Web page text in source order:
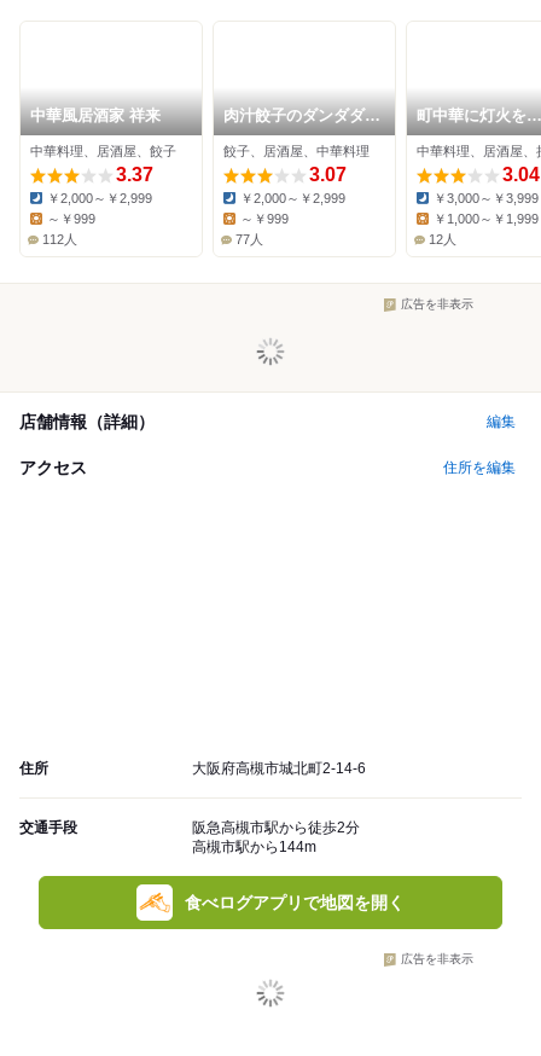
中華風居酒家 祥来
中華料理、居酒屋、餃子
3.37
Dinner:
￥2,000～￥2,999
～￥999
112人
肉汁餃子のダンダダン
高槻店
餃子、居酒屋、中華料理
3.07
Dinner:
￥2,000～￥2,999
Lunch:
～￥999
77人
町中華に灯火を
ShinShin
中華料理、居酒屋、
3.04
Dinner:
￥3,000～￥3,999
Lunch:
￥1,000～￥1,999
12人
広告を非表示
店舗情報（詳細） 編集
アクセス 住所を編集
住所 大阪府高槻市城北町2-14-6
交通手段
阪急高槻市駅から徒歩2分
高槻市駅から144m
食べログアプリで地図を開く
広告を非表示